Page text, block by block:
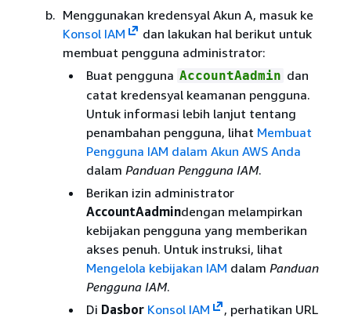
Menggunakan kredensyal Akun A, masuk ke
Konsol IAM
dan lakukan hal berikut untuk
membuat pengguna administrator:
Buat pengguna AccountAadmin dan
catat kredensyal keamanan pengguna.
Untuk informasi lebih lanjut tentang
penambahan pengguna, lihat Membuat
Pengguna IAM dalam Akun AWS Anda
dalam Panduan Pengguna IAM.
Berikan izin administrator
AccountAadmindengan melampirkan
kebijakan pengguna yang memberikan
akses penuh. Untuk instruksi, lihat
Mengelola kebijakan IAM dalam Panduan
Pengguna IAM.
Di Dasbor Konsol IAM
, perhatikan URL